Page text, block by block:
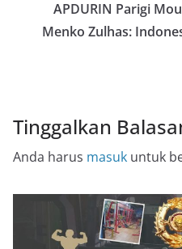
APDURIN Parigi
Menko Zulhas:
Tinggalkan
Anda harus masuk untuk